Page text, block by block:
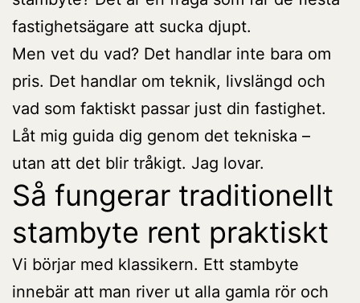
fastighetsägare att sucka djupt.
Men vet du vad? Det handlar inte bara om
pris. Det handlar om teknik, livslängd och
vad som faktiskt passar just din fastighet.
Låt mig guida dig genom det tekniska –
utan att det blir tråkigt. Jag lovar.
Så fungerar traditionellt
stambyte rent praktiskt
Vi börjar med klassikern. Ett stambyte
innebär att man river ut alla gamla rör och